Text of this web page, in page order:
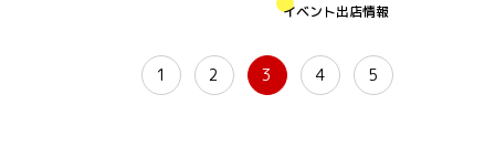
イベント出店情報
1 2 3 4 5